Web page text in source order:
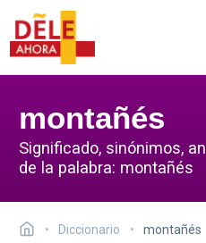
montañés
Significado, sinónimos,
de la palabra: montañés
Diccionario montañés